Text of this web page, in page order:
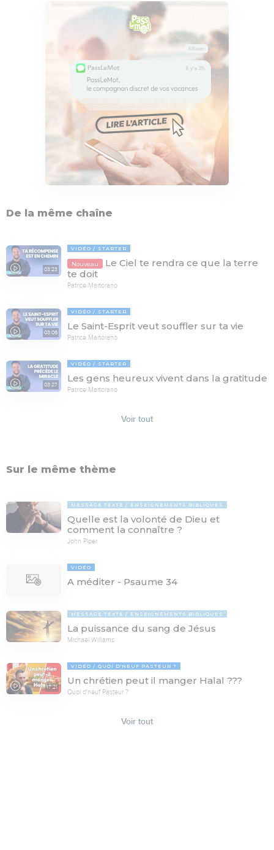
De la même chaîne
03:23
VIDÉO STARTER
Nouveau
Le Ciel te rendra ce que la terre
te doit
Patrice Martorano
03:06
VIDÉO STARTER
Le Saint-Esprit veut souffler sur ta vie
Patrice Martorano
03:27
VIDÉO STARTER
Les gens heureux vivent dans la gratitude
Patrice Martorano
Voir tout
Sur le même thème
MESSAGE TEXTE ENSEIGNEMENTS BIBLIQUES
Quelle est la volonté de Dieu et
comment la connaître ?
John Piper
VIDÉO
A méditer - Psaume 34
MESSAGE TEXTE ENSEIGNEMENTS BIBLIQUES
La puissance du sang de Jésus
Michaël Williams
17:21
VIDÉO QUOI D'NEUF PASTEUR ?
Un chrétien peut il manger Halal ???
Quoi d'neuf Pasteur ?
Voir tout